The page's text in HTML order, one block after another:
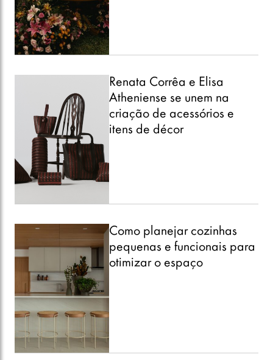
Renata Corrêa e Elisa
Atheniense se unem na
criação de acessórios e
itens de décor
Como planejar cozinhas
pequenas e funcionais para
otimizar o espaço